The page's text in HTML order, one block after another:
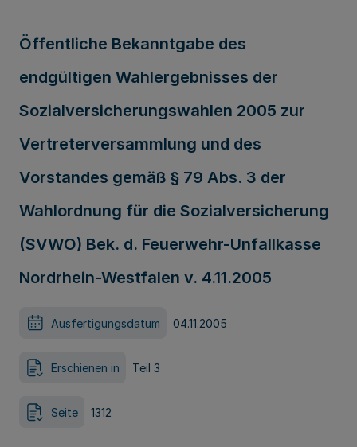
Öffentliche Bekanntgabe des
endgültigen Wahlergebnisses der
Sozialversicherungswahlen 2005 zur
Vertreterversammlung und des
Vorstandes gemäß § 79 Abs. 3 der
Wahlordnung für die Sozialversicherung
(SVWO) Bek. d. Feuerwehr-Unfallkasse
Nordrhein-Westfalen v. 4.11.2005
Ausfertigungsdatum 04.11.2005
Erschienen in Teil 3
Seite 1312